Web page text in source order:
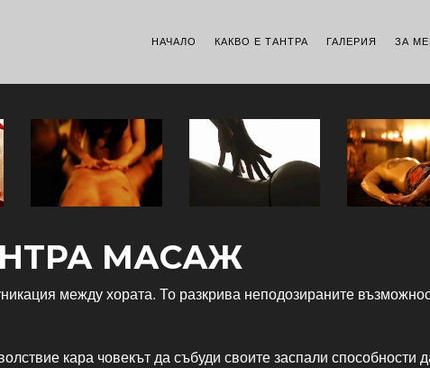
НАЧАЛО КАКВО Е ТАНТРА ГАЛЕРИЯ ЗА
МАСАЖ
между хората. То разкрива неподозираните
кара човекът да събуди своите заспали способности